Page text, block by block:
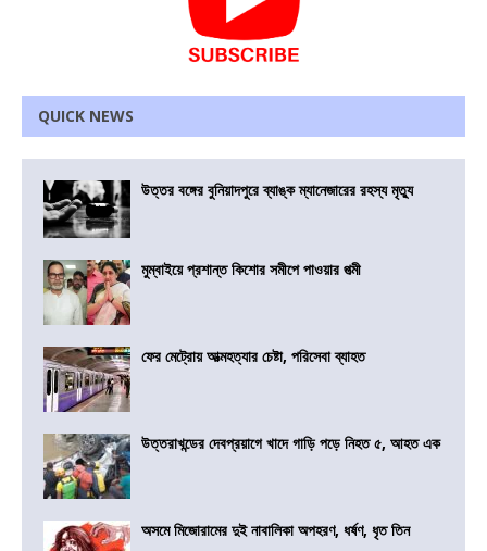
QUICK NEWS
উত্তর বঙ্গের বুনিয়াদপুরে ব্যাঙ্ক ম্যানেজারের রহস্য মৃত্যু
মুম্বাইয়ে প্রশান্ত কিশোর সমীপে পাওয়ার পত্মী
ফের মেট্রোয় আত্মহত্যার চেষ্টা, পরিসেবা ব্যাহত
উত্তরাখন্ডের দেবপ্রয়াগে খাদে গাড়ি পড়ে নিহত ৫, আহত এক
অসমে মিজোরামের দুই নাবালিকা অপহরণ, ধর্ষণ, ধৃত তিন